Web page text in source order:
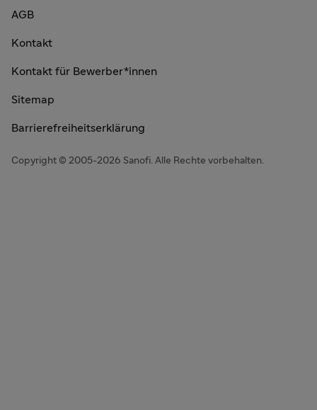
AGB
Kontakt
Kontakt für Bewerber*innen
Sitemap
Barrierefreiheitserklärung
Copyright © 2005-2026 Sanofi. Alle Rechte vorbehalten.